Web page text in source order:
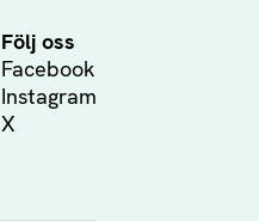
Följ oss
Facebook
Instagram
X